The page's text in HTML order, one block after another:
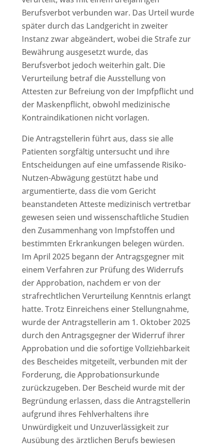
Berufsverbot verbunden war. Das Urteil wurde
später durch das Landgericht in zweiter
Instanz zwar abgeändert, wobei die Strafe zur
Bewährung ausgesetzt wurde, das
Berufsverbot jedoch weiterhin galt. Die
Verurteilung betraf die Ausstellung von
Attesten zur Befreiung von der Impfpflicht und
der Maskenpflicht, obwohl medizinische
Kontraindikationen nicht vorlagen.
Die Antragstellerin führt aus, dass sie alle
Patienten sorgfältig untersucht und ihre
Entscheidungen auf eine umfassende Risiko-
Nutzen-Abwägung gestützt habe und
argumentierte, dass die vom Gericht
beanstandeten Atteste medizinisch vertretbar
gewesen seien und wissenschaftliche Studien
den Zusammenhang von Impfstoffen und
bestimmten Erkrankungen belegen würden.
Im April 2025 begann der Antragsgegner mit
einem Verfahren zur Prüfung des Widerrufs
der Approbation, nachdem er von der
strafrechtlichen Verurteilung Kenntnis erlangt
hatte. Trotz Einreichens einer Stellungnahme,
wurde der Antragstellerin am 1. Oktober 2025
durch den Antragsgegner der Widerruf ihrer
Approbation und die sofortige Vollziehbarkeit
des Bescheides mitgeteilt, verbunden mit der
Forderung, die Approbationsurkunde
zurückzugeben. Der Bescheid wurde mit der
Begründung erlassen, dass die Antragstellerin
aufgrund ihres Fehlverhaltens ihre
Unwürdigkeit und Unzuverlässigkeit zur
Ausübung des ärztlichen Berufs bewiesen